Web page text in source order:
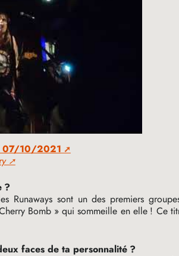
07/10/2021
?
Runaways sont un des premiers
Bomb » qui sommeille en elle ! Ce
faces de ta personnalité ?